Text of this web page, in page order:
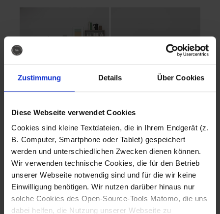
Zustimmung Details Über Cookies
Diese Webseite verwendet Cookies
Cookies sind kleine Textdateien, die in Ihrem Endgerät (z.
B. Computer, Smartphone oder Tablet) gespeichert
werden und unterschiedlichen Zwecken dienen können.
Wir verwenden technische Cookies, die für den Betrieb
unserer Webseite notwendig sind und für die wir keine
Einwilligung benötigen. Wir nutzen darüber hinaus nur
solche Cookies des Open-Source-Tools Matomo, die uns
dabei helfen, die Nutzung unserer Webseite zu
Fotografo: Lorenz
Sternbach
Download
Fotografo: Lorenz
Sternbach
Download